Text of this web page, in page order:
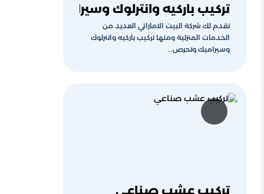
تركيب باركيه وانترلوك وسيراميك
تقدم لك شركة البيت الاماراتي العديد من
الخدمات المنزلية ومنها تركيب باركيه وانترلوك
وسيراميك وتحرص...
تركيب عشب صناعي